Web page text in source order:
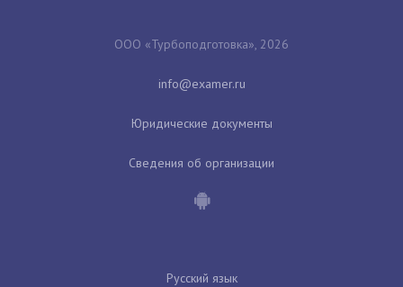
ООО «Турбоподготовка», 2026
Юридические документы
Сведения об организации
Русский язык